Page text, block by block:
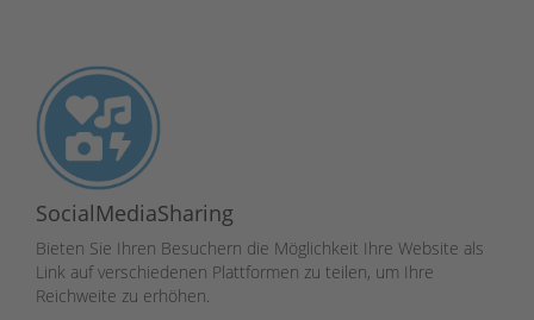
SocialMediaSharing
Bieten Sie Ihren Besuchern die Möglichkeit Ihre Website als
Link auf verschiedenen Plattformen zu teilen, um Ihre
Reichweite zu erhöhen.